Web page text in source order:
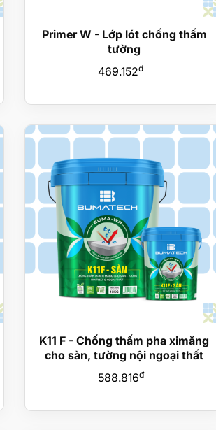
Primer W - Lớp lót chống thấm
tường
469.152đ
K11 F - Chống thấm pha ximăng
cho sàn, tường nội ngoại thất
588.816đ